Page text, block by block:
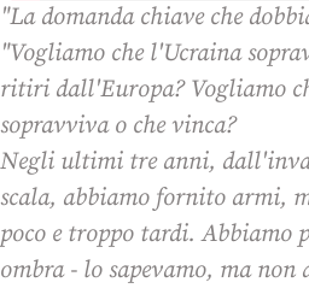
"La domanda chiave che
"Vogliamo che l'Ucraina
ritiri dall'Europa? Vogliamo
sopravviva o che vinca?
Negli ultimi tre anni,
scala, abbiamo fornito armi,
poco e troppo tardi. Abbiamo
ombra - lo sapevamo, ma non